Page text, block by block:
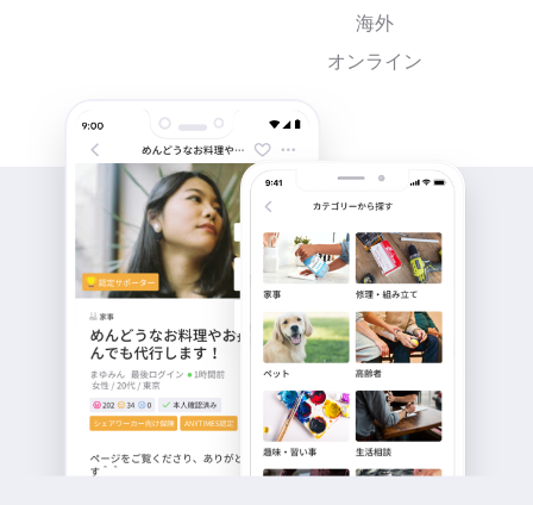
海外
オンライン